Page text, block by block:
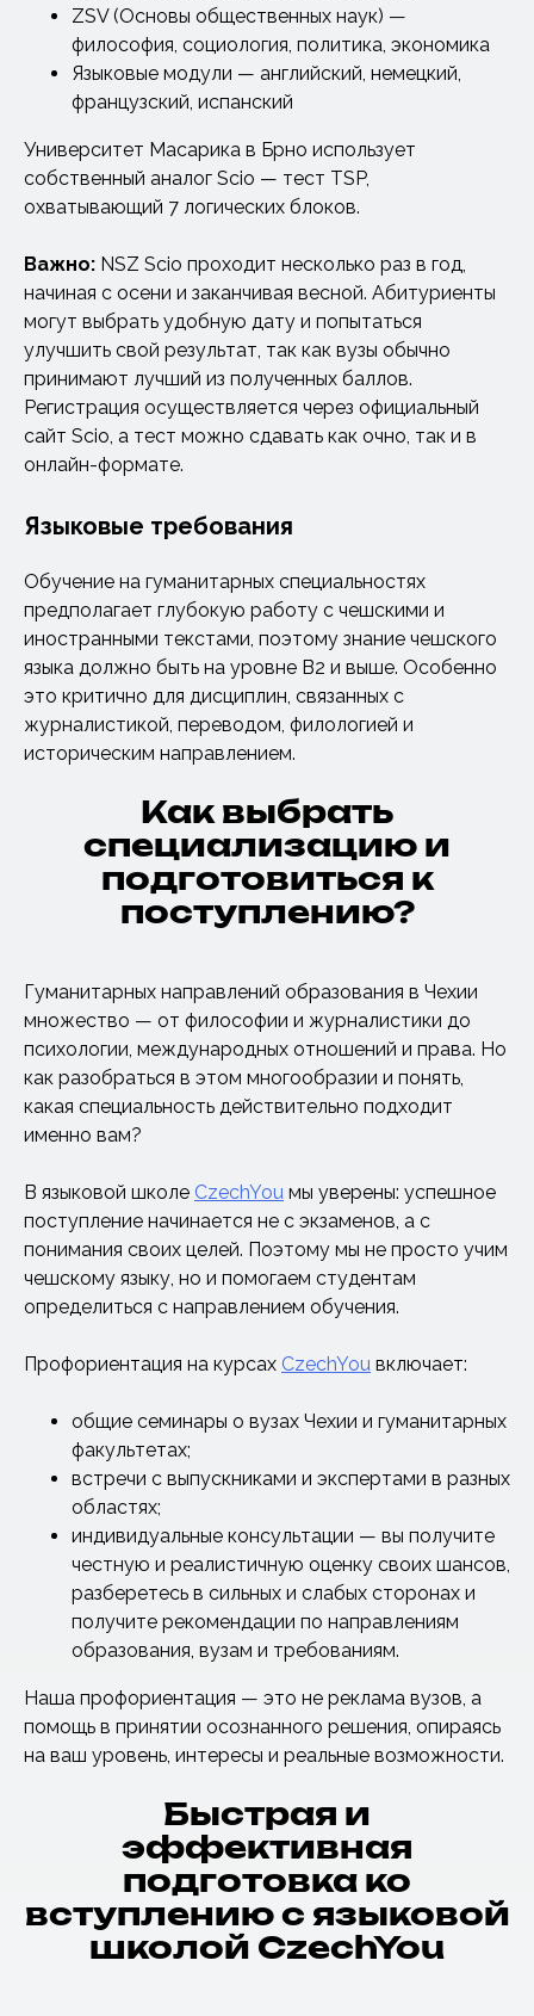
ZSV (Основы общественных наук) —
философия, социология, политика, экономика
Языковые модули — английский, немецкий,
французский, испанский
Университет Масарика в Брно использует
собственный аналог Scio — тест TSP,
охватывающий 7 логических блоков.
Важно: NSZ Scio проходит несколько раз в год,
начиная с осени и заканчивая весной. Абитуриенты
могут выбрать удобную дату и попытаться
улучшить свой результат, так как вузы обычно
принимают лучший из полученных баллов.
Регистрация осуществляется через официальный
сайт Scio, а тест можно сдавать как очно, так и в
онлайн-формате.
Языковые требования
Обучение на гуманитарных специальностях
предполагает глубокую работу с чешскими и
иностранными текстами, поэтому знание чешского
языка должно быть на уровне B2 и выше. Особенно
это критично для дисциплин, связанных с
журналистикой, переводом, филологией и
историческим направлением.
Как выбрать
специализацию и
подготовиться к
поступлению?
Гуманитарных направлений образования в Чехии
множество — от философии и журналистики до
психологии, международных отношений и права. Но
как разобраться в этом многообразии и понять,
какая специальность действительно подходит
именно вам?
В языковой школе CzechYou мы уверены: успешное
поступление начинается не с экзаменов, а с
понимания своих целей. Поэтому мы не просто учим
чешскому языку, но и помогаем студентам
определиться с направлением обучения.
Профориентация на курсах CzechYou включает:
общие семинары о вузах Чехии и гуманитарных
факультетах;
встречи с выпускниками и экспертами в разных
областях;
индивидуальные консультации — вы получите
честную и реалистичную оценку своих шансов,
разберетесь в сильных и слабых сторонах и
получите рекомендации по направлениям
образования, вузам и требованиям.
Наша профориентация — это не реклама вузов, а
помощь в принятии осознанного решения, опираясь
на ваш уровень, интересы и реальные возможности.
Быстрая и
эффективная
подготовка ко
вступлению с языковой
школой CzechYou